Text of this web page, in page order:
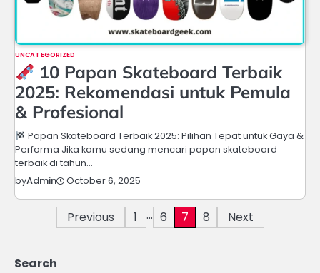
UNCATEGORIZED
10 Papan Skateboard Terbaik
2025: Rekomendasi untuk Pemula
& Profesional
Papan Skateboard Terbaik 2025: Pilihan Tepat untuk Gaya &
Performa Jika kamu sedang mencari papan skateboard
terbaik di tahun…
byAdmin October 6, 2025
Previous 1 … 6 7 8 Next
Search